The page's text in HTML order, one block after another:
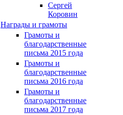
Сергей
Коровин
Награды и грамоты
Грамоты и
благодарственные
письма 2015 года
Грамоты и
благодарственные
письма 2016 года
Грамоты и
благодарственные
письма 2017 года